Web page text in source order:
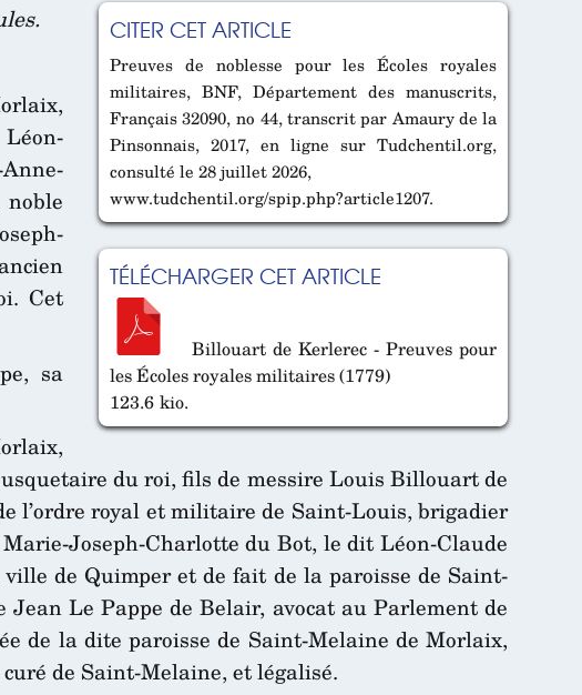
CITER CET ARTICLE
Preuves de noblesse pour les Écoles royales
militaires, BNF, Département des manuscrits,
Français 32090, no 44, transcrit par Amaury de la
Pinsonnais, 2017, en ligne sur Tudchentil.org,
consulté le 28 juillet 2026,
www.tudchentil.org/spip.php?article1207.
TÉLÉCHARGER CET ARTICLE
Billouart de Kerlerec - Preuves pour
les Écoles royales militaires (1779)
123.6 kio.
Cet
sa
du roi, fils de messire Louis Billouart de
l’ordre royal et militaire de Saint-Louis, brigadier
Joseph-Charlotte du Bot, le dit Léon-Claude
de Quimper et de fait de la paroisse de Saint-
Le Pappe de Belair, avocat au Parlement de
de la dite paroisse de Saint-Melaine de Morlaix,
de Saint-Melaine, et légalisé.